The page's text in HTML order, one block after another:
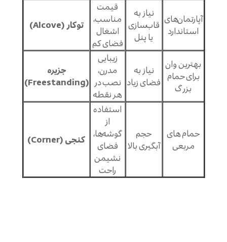
آپارتمان‌های
استاندارد
نیاز به
قاب‌سازی
یا پنل
قیمت
مناسب،
اشغال
فضای کم
توکار (Alcove)
بهترین وان
برای حمام
بزرگ
نیاز به
فضای زیاد
زیبایی
مدرن،
نصب در
هر نقطه
جزیره
(Freestanding)
حمام های
مربعی
حجم
آبگیری بالا
استفاده
از
گوشه‌ها،
فضای
نشیمن
راحت
کنجی (Corner)